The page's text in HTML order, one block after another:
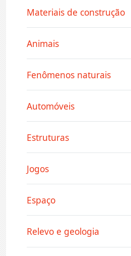
Materiais de construção
Animais
Fenômenos naturais
Automóveis
Estruturas
Jogos
Espaço
Relevo e geologia